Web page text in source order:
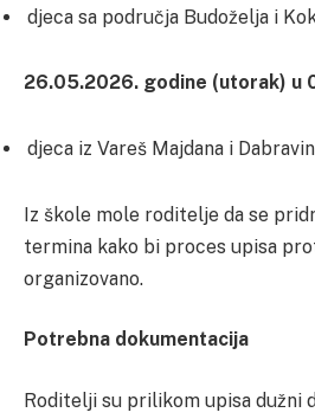
djeca sa područja Budoželja i
26.05.2026. godine (utorak) u
djeca iz Vareš Majdana i
Iz škole mole roditelje da se
termina kako bi proces upisa
organizovano.
Potrebna dokumentacija
Roditelji su prilikom upisa dužni